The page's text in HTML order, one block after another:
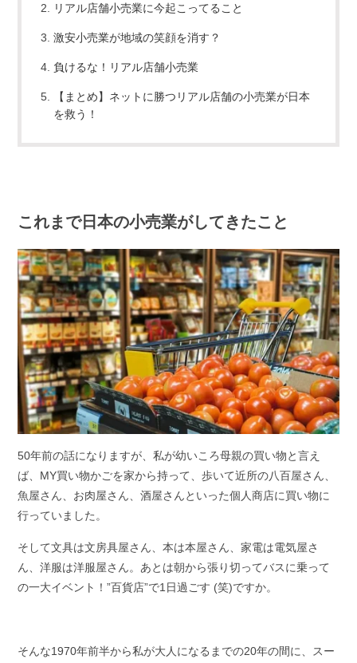
リアル店舗小売業に今起こってること
激安小売業が地域の笑顔を消す？
負けるな！リアル店舗小売業
【まとめ】ネットに勝つリアル店舗の小売業が日本
を救う！
これまで日本の小売業がしてきたこと
50年前の話になりますが、私が幼いころ母親の買い物と言え
ば、MY買い物かごを家から持って、歩いて近所の八百屋さん、
魚屋さん、お肉屋さん、酒屋さんといった個人商店に買い物に
行っていました。
そして文具は文房具屋さん、本は本屋さん、家電は電気屋さ
ん、洋服は洋服屋さん。あとは朝から張り切ってバスに乗って
の一大イベント！”百貨店”で1日過ごす (笑)ですか。
そんな1970年前半から私が大人になるまでの20年の間に、スー